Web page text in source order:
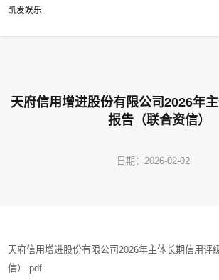
天府信用增进股份有限公司2026年主体长期信用评级报告
凯发娱乐
天府信用增进股份有限公司2026年
报告（联合资信）
日期：2026-02-02
天府信用增进股份有限公司2026年主体长期信用评
信）.pdf